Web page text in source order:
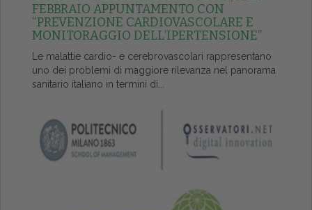
FEBBRAIO APPUNTAMENTO CON
“PREVENZIONE CARDIOVASCOLARE E
MONITORAGGIO DELL’IPERTENSIONE”
Le malattie cardio- e cerebrovascolari rappresentano
uno dei problemi di maggiore rilevanza nel panorama
sanitario italiano in termini di...